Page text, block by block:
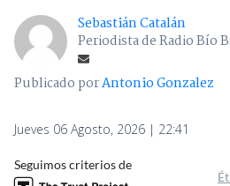
Sebastián Catalán
Periodista de Radio Bío
Publicado porAntonio Gonzalez
Jueves 06 Agosto, 2026 | 22:41
Seguimos criterios de